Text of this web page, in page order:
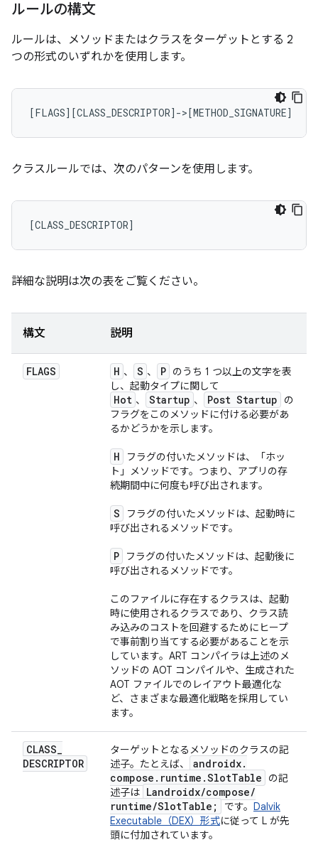
ルールの構文
ルールは、メソッドまたはクラスをターゲットとする 2
つの形式のいずれかを使用します。
クラスルールでは、次のパターンを使用します。
詳細な説明は次の表をご覧ください。
構文 説明
FLAGS H 、 S 、 P のうち 1 つ以上の文字を表
し、起動タイプに関して
Hot 、 Startup 、 Post Startup
の
フラグをこのメソッドに付ける必要があ
るかどうかを示します。
H
フラグの付いたメソッドは、「ホッ
ト」メソッドです。つまり、アプリの存
続期間中に何度も呼び出されます。
S
フラグの付いたメソッドは、起動時に
呼び出されるメソッドです。
P
フラグの付いたメソッドは、起動後に
呼び出されるメソッドです。
このファイルに存在するクラスは、起動
時に使用されるクラスであり、クラス読
み込みのコストを回避するためにヒープ
で事前割り当てする必要があることを示
しています。ART コンパイラは上述のメ
ソッドの AOT コンパイルや、生成された
AOT ファイルでのレイアウト最適化な
ど、さまざまな最適化戦略を採用してい
ます。
CLASS_
DESCRIPTOR
ターゲットとなるメソッドのクラスの記
述子。たとえば、
androidx.
compose . runtime .SlotTable
の記
述子は Landroidx/compose/
runtime/SlotTable; です。 Dalvik
Executable（DEX）形式に従って L が先
頭に付加されています。